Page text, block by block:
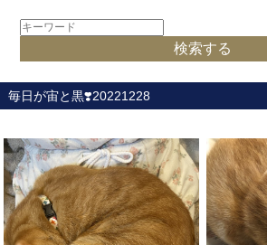
毎日が宙と黒❣️20221228